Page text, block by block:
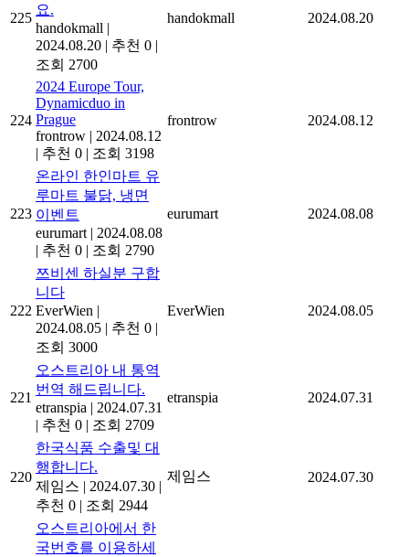
225
요.
handokmall |
2024.08.20 | 추천 0 |
조회 2700
handokmall 2024.08.20
224
2024 Europe Tour,
Dynamicduo in
Prague
frontrow | 2024.08.12
| 추천 0 | 조회 3198
frontrow 2024.08.12
223
온라인 한인마트 유
루마트 불닭, 냉면
이벤트
eurumart | 2024.08.08
| 추천 0 | 조회 2790
eurumart 2024.08.08
222
쯔비센 하실분 구합
니다
EverWien |
2024.08.05 | 추천 0 |
조회 3000
EverWien 2024.08.05
221
오스트리아 내 통역
번역 해드립니다.
etranspia | 2024.07.31
| 추천 0 | 조회 2709
etranspia 2024.07.31
220
한국식품 수출및 대
행합니다.
제임스 | 2024.07.30 |
추천 0 | 조회 2944
제임스 2024.07.30
오스트리아에서 한
국번호를 이용하세